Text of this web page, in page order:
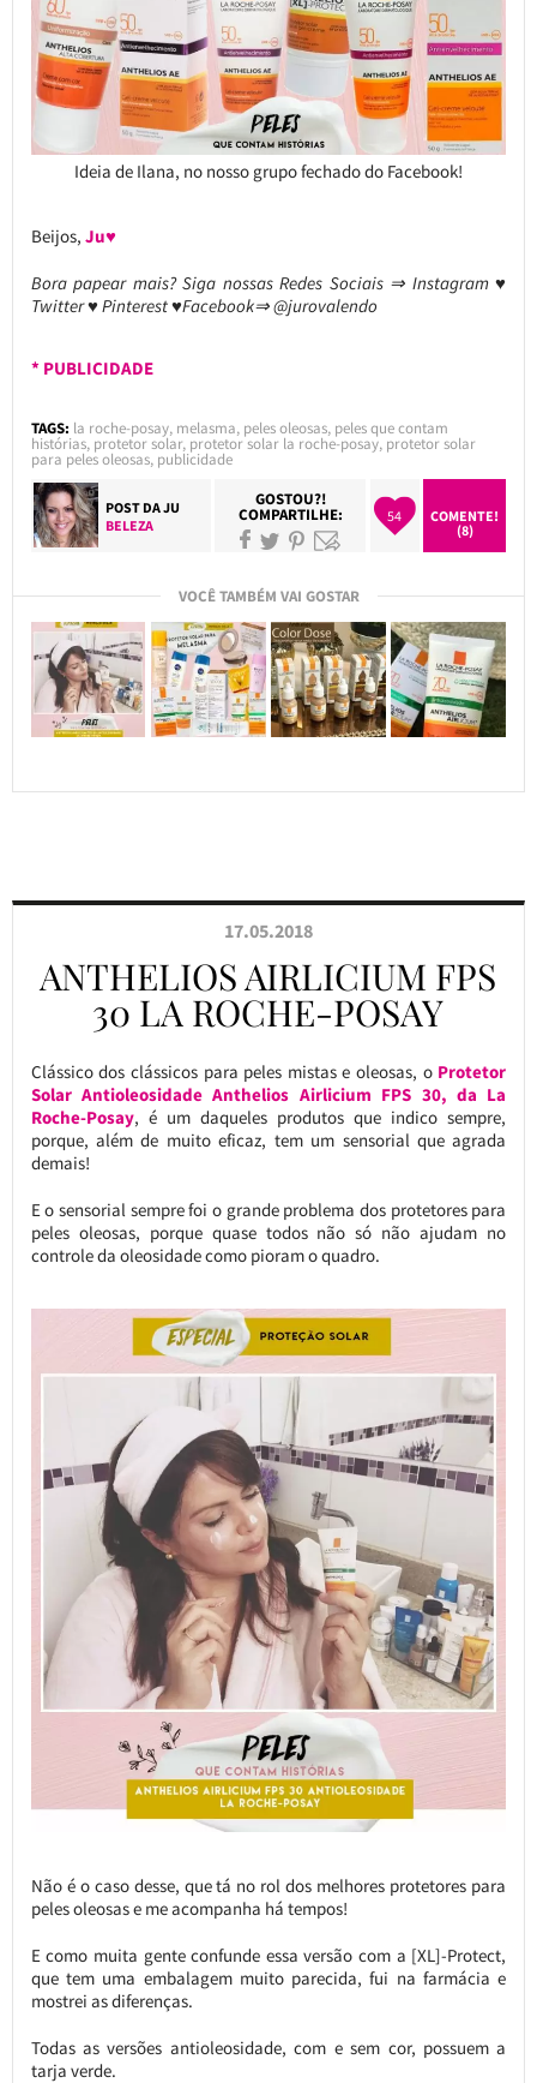
Ideia de Ilana, no nosso grupo fechado do Facebook!
Beijos, Ju♥
Bora papear mais? Siga nossas Redes Sociais ⇒ Instagram ♥
Twitter ♥ Pinterest ♥Facebook⇒ @jurovalendo
* PUBLICIDADE
TAGS: la roche-posay, melasma, peles oleosas, peles que contam
histórias, protetor solar, protetor solar la roche-posay, protetor solar
para peles oleosas, publicidade
POST DAJU
BELEZA
GOSTOU?!
COMPARTILHE: 54
COMENTE!
(8)
VOCÊ TAMBÉM VAI GOSTAR
17.05.2018
ANTHELIOS AIRLICIUM FPS
30 LA ROCHE-POSAY
Clássico dos clássicos para peles mistas e oleosas, o Protetor
Solar Antioleosidade Anthelios Airlicium FPS 30, da La
Roche-Posay, é um daqueles produtos que indico sempre,
porque, além de muito eficaz, tem um sensorial que agrada
demais!
E o sensorial sempre foi o grande problema dos protetores para
peles oleosas, porque quase todos não só não ajudam no
controle da oleosidade como pioram o quadro.
Não é o caso desse, que tá no rol dos melhores protetores para
peles oleosas e me acompanha há tempos!
E como muita gente confunde essa versão com a [XL]-Protect,
que tem uma embalagem muito parecida, fui na farmácia e
mostrei as diferenças.
Todas as versões antioleosidade, com e sem cor, possuem a
tarja verde.